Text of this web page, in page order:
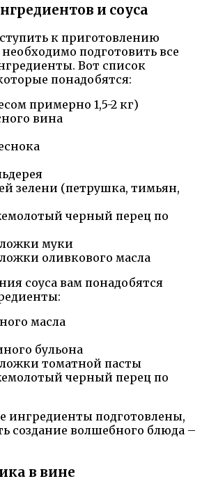
и соуса
к приготовлению
подготовить все
Вот список
понадобятся:
примерно 1,5-2 кг)
вина
зелени (петрушка, тимьян,
черный перец по
муки
оливкового масла
соуса вам понадобятся
масла
бульона
томатной пасты
черный перец по
ингредиенты подготовлены,
создание волшебного блюда –
в вине